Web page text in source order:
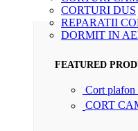
CORTURI DUS
REPARATII
DORMIT IN
FEATURED
Cort plafon
CORT